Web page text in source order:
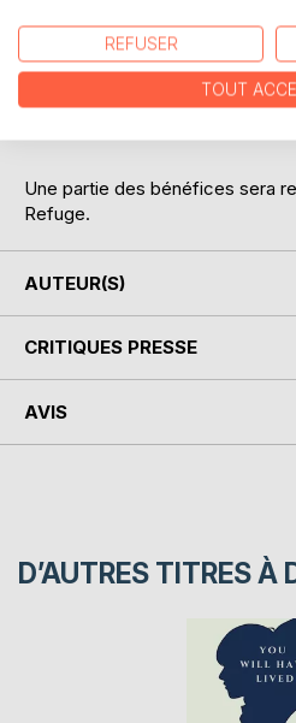
"La vie est un sommeil, l'amour
aurez vécu, si vous avez aimé."
Une partie des bénéfices sera
Refuge.
AUTEUR(S)
CRITIQUES PRESSE
AVIS
D’AUTRES TITRES À
REFUSER
TOUT